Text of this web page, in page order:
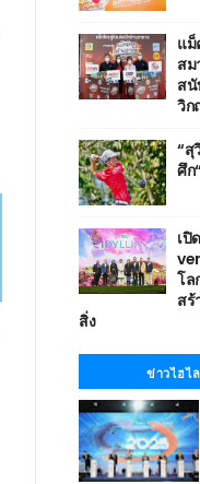
แม็
สม
สนั
วิก
“สุ
ศึก
เปิ
โล
สร้
สิ่ง
ข่าวไฮไ